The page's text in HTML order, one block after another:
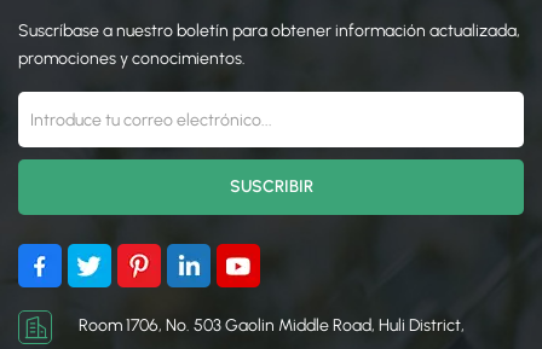
dispositivos y
electrodomésticos en
Generalmente cuenta con
(CA, CC, USB) y se puede
enchufes de pared,
cargadores de coche o
paneles solares, lo que lo
al aire libre, como fuente
de energía, desastres
capacidad y cuenta con
múltiples puertos de salida
(CA, CC, USB) para
esenciales como equipos
Suscríbase a nuestro boletín para obtener información actualizada,
promociones y conocimientos.
Room 1706, No. 503 Gaolin Middle Road, Huli District,